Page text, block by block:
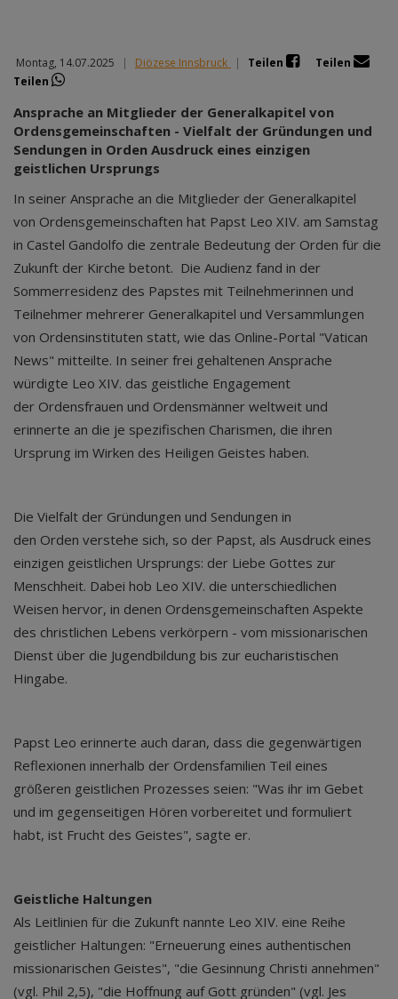
Montag, 14.07.2025 | Diözese Innsbruck | Teilen
Teilen
Teilen
Ansprache an Mitglieder der Generalkapitel von
Ordensgemeinschaften - Vielfalt der Gründungen und
Sendungen in Orden Ausdruck eines einzigen
geistlichen Ursprungs
In seiner Ansprache an die Mitglieder der Generalkapitel
von Ordensgemeinschaften hat Papst Leo XIV. am Samstag
in Castel Gandolfo die zentrale Bedeutung der Orden für die
Zukunft der Kirche betont. Die Audienz fand in der
Sommerresidenz des Papstes mit Teilnehmerinnen und
Teilnehmer mehrerer Generalkapitel und Versammlungen
von Ordensinstituten statt, wie das Online-Portal "Vatican
News" mitteilte. In seiner frei gehaltenen Ansprache
würdigte Leo XIV. das geistliche Engagement
der Ordensfrauen und Ordensmänner weltweit und
erinnerte an die je spezifischen Charismen, die ihren
Ursprung im Wirken des Heiligen Geistes haben.
Die Vielfalt der Gründungen und Sendungen in
den Orden verstehe sich, so der Papst, als Ausdruck eines
einzigen geistlichen Ursprungs: der Liebe Gottes zur
Menschheit. Dabei hob Leo XIV. die unterschiedlichen
Weisen hervor, in denen Ordensgemeinschaften Aspekte
des christlichen Lebens verkörpern - vom missionarischen
Dienst über die Jugendbildung bis zur eucharistischen
Hingabe.
Papst Leo erinnerte auch daran, dass die gegenwärtigen
Reflexionen innerhalb der Ordensfamilien Teil eines
größeren geistlichen Prozesses seien: "Was ihr im Gebet
und im gegenseitigen Hören vorbereitet und formuliert
habt, ist Frucht des Geistes", sagte er.
Geistliche Haltungen
Als Leitlinien für die Zukunft nannte Leo XIV. eine Reihe
geistlicher Haltungen: "Erneuerung eines authentischen
missionarischen Geistes", "die Gesinnung Christi annehmen"
(vgl. Phil 2,5), "die Hoffnung auf Gott gründen" (vgl. Jes